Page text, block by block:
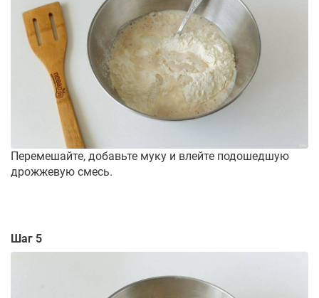
Перемешайте, добавьте муку и влейте подошедшую
дрожжевую смесь.
Шаг 5